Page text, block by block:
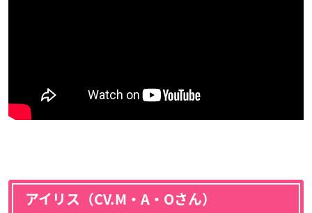
アイリス（CV.M・A・Oさん）